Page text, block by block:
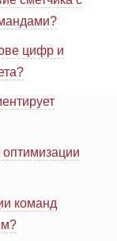
цифр и
оптимизации
команд